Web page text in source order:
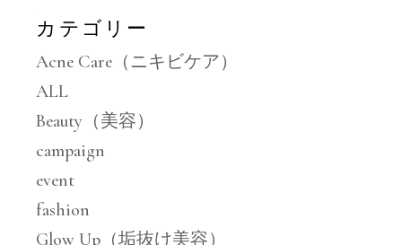
カテゴリー
Acne Care（ニキビケア）
ALL
Beauty（美容）
campaign
event
fashion
Glow Up（垢抜け美容）